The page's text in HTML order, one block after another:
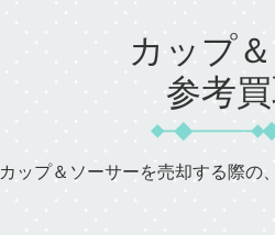
カップ
参考
カップ＆ソーサーを売却する際の